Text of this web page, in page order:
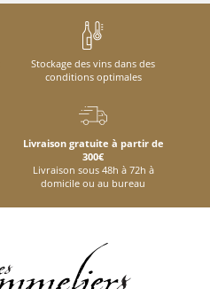
Stockage des vins dans des
conditions optimales
Livraison gratuite à partir de
300€
Livraison sous 48h à 72h à
domicile ou au bureau